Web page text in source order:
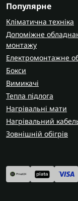
Популярне
Кліматична техніка
Допоміжне
монтажу
Електромонтажне
Бокси
Вимикачі
Тепла підлога
Нагрівальні мати
Нагрівальний
Зовнішній обігрів